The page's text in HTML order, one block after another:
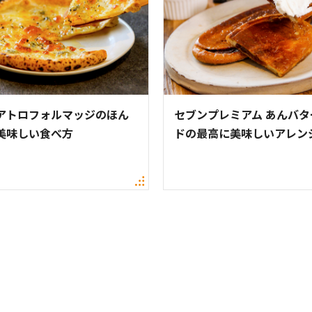
トロフォルマッジのほん
味しい食べ方
セブンプレミアム あんバ
ドの最高に美味しいアレン